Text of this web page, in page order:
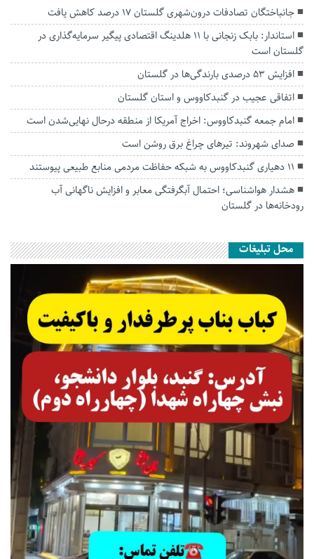
جانباختگان تصادفات درون‌شهری گلستان ۱۷ درصد کاهش یافت
استاندار: بابک زنجانی با ۱۱ هلدینگ اقتصادی پیگیر سرمایه‌گذاری در
گلستان است
افزایش ۵۳ درصدی بارندگی‌ها در گلستان
اتفاقی عجیب در‌ گنبدکاووس و استان گلستان
امام جمعه گنبدکاووس: اخراج آمریکا از منطقه درحال نهایی‌شدن است
صدای شهروند: تیرهای چراغ برق روشن است
۱۱ دهیاری گنبدکاووس به شبکه حفاظت مردمی منابع طبیعی پیوستند
هشدار هواشناسی؛ احتمال آبگرفتگی معابر و افزایش ناگهانی آب
رودخانه‌ها در گلستان
محل تبلیغات